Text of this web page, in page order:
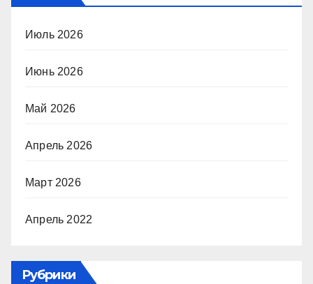
Июль 2026
Июнь 2026
Май 2026
Апрель 2026
Март 2026
Апрель 2022
Рубрики